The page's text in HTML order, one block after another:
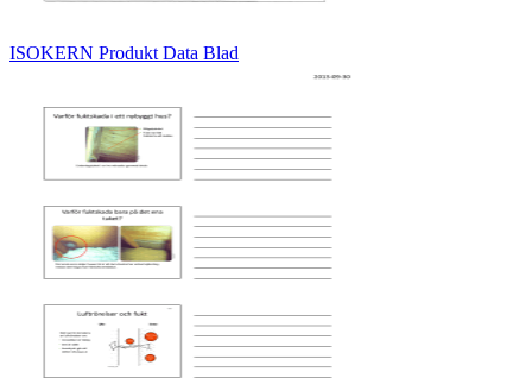
ISOKERN Produkt Data Blad